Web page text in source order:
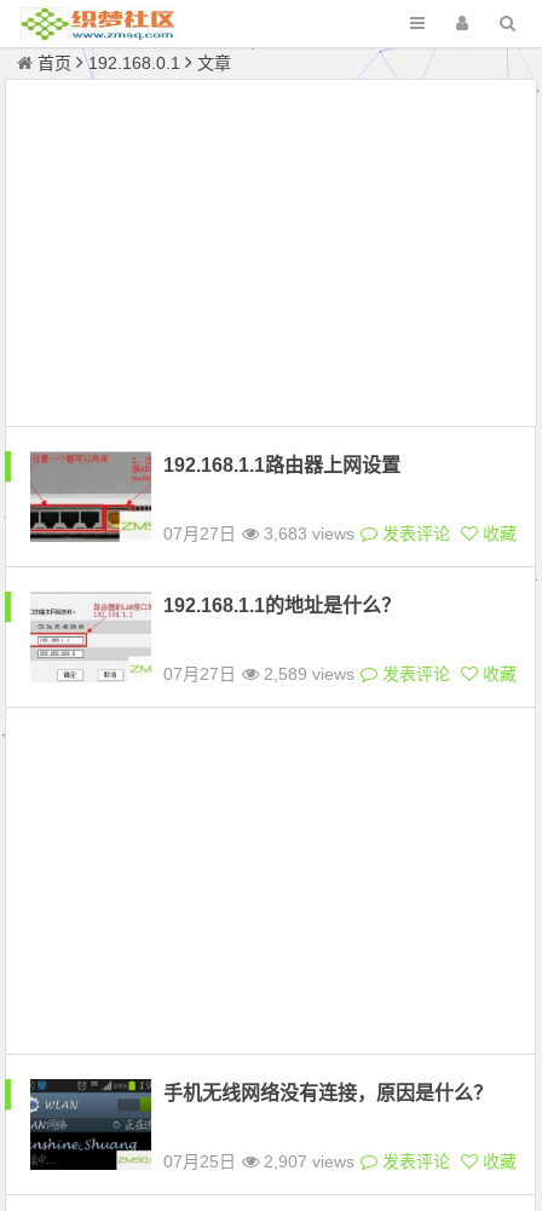
首页 192.168.0.1 文章
192.168.1.1路由器上网设置
07月27日 3,683 views 发表评论 收藏
192.168.1.1的地址是什么？
07月27日 2,589 views 发表评论 收藏
手机无线网络没有连接，原因是什么？
07月25日 2,907 views 发表评论 收藏